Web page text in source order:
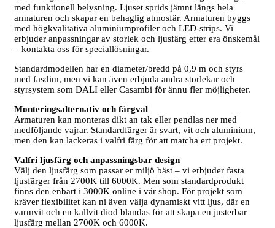
med funktionell belysning. Ljuset sprids jämnt längs hela
armaturen och skapar en behaglig atmosfär. Armaturen byggs
med högkvalitativa aluminiumprofiler och LED-strips. Vi
erbjuder anpassningar av storlek och ljusfärg efter era önskemål
– kontakta oss för speciallösningar.
Standardmodellen har en diameter/bredd på 0,9 m och styrs
med fasdim, men vi kan även erbjuda andra storlekar och
styrsystem som DALI eller Casambi för ännu fler möjligheter.
Monteringsalternativ och färgval
Armaturen kan monteras dikt an tak eller pendlas ner med
medföljande vajrar. Standardfärger är svart, vit och aluminium,
men den kan lackeras i valfri färg för att matcha ert projekt.
Valfri ljusfärg och anpassningsbar design
Välj den ljusfärg som passar er miljö bäst – vi erbjuder fasta
ljusfärger från 2700K till 6000K. Men som standardprodukt
finns den enbart i 3000K online i vår shop. För projekt som
kräver flexibilitet kan ni även välja dynamiskt vitt ljus, där en
varmvit och en kallvit diod blandas för att skapa en justerbar
ljusfärg mellan 2700K och 6000K.